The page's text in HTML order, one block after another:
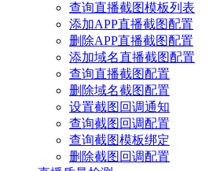
查询直播截图模板列表
添加APP直播截图配置
删除APP直播截图配置
添加域名直播截图配置
查询直播截图配置
删除域名截图配置
设置截图回调通知
查询截图回调配置
查询截图模板绑定
删除截图回调配置